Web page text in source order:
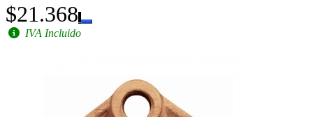
$21.368
IVA Incluido